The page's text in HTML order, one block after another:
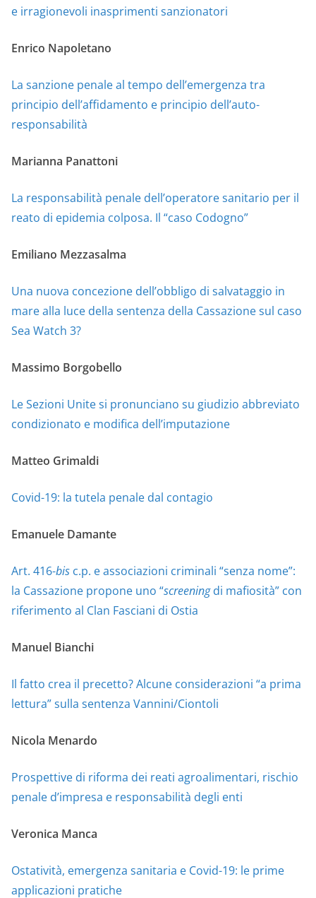
e irragionevoli inasprimenti sanzionatori
Enrico Napoletano
La sanzione penale al tempo dell’emergenza tra
principio dell’affidamento e principio dell’auto-
responsabilità
Marianna Panattoni
La responsabilità penale dell’operatore sanitario per il
reato di epidemia colposa. Il “caso Codogno”
Emiliano Mezzasalma
Una nuova concezione dell’obbligo di salvataggio in
mare alla luce della sentenza della Cassazione sul caso
Sea Watch 3?
Massimo Borgobello
Le Sezioni Unite si pronunciano su giudizio abbreviato
condizionato e modifica dell’imputazione
Matteo Grimaldi
Covid-19: la tutela penale dal contagio
Emanuele Damante
Art. 416-bis c.p. e associazioni criminali “senza nome”:
la Cassazione propone uno “screeningdi mafiosità” con
riferimento al Clan Fasciani di Ostia
Manuel Bianchi
Il fatto crea il precetto? Alcune considerazioni “a prima
lettura” sulla sentenza Vannini/Ciontoli
Nicola Menardo
Prospettive di riforma dei reati agroalimentari, rischio
penale d’impresa e responsabilità degli enti
Veronica Manca
Ostatività, emergenza sanitaria e Covid-19: le prime
applicazioni pratiche